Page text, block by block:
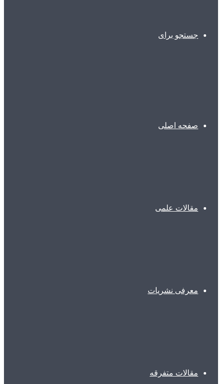
جستجو برای
صفحه اصلی
مقالات علمی
معرفی نشریات
مقالات متفرقه